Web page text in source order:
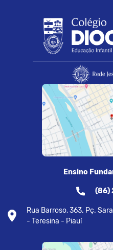
Ensino
(86)
Rua Barroso, 363. Pç.
- Teresina - Piauí